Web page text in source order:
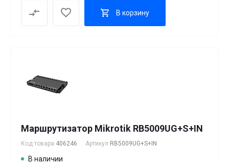
В корзину
Маршрутизатор Mikrotik RB5009UG+S+IN
Код товара 406246 Артикул RB5009UG+S+IN
В наличии